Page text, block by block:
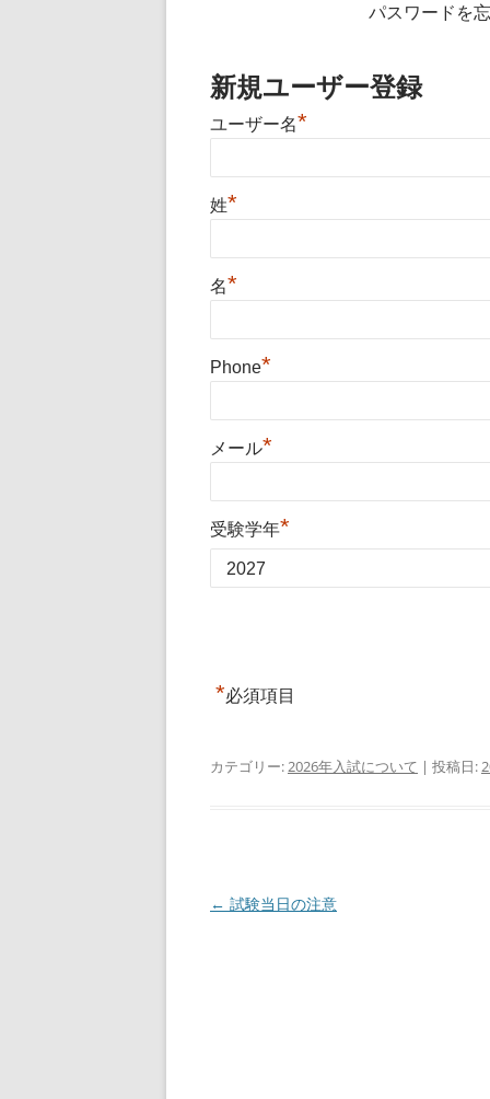
パスワードを
新規ユーザー登録
ユーザー名*
姓*
名*
Phone*
メール*
受験学年*
*必須項目
カテゴリー:2026年入試について | 投稿日:
投
← 試験当日の注意